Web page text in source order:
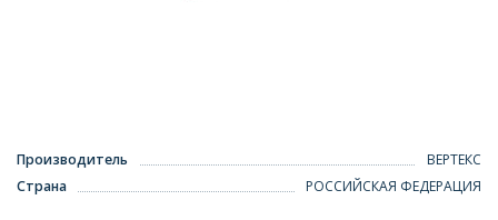
Производитель
ВЕРТЕКС
Страна
РОССИЙСКАЯ ФЕДЕРАЦИЯ